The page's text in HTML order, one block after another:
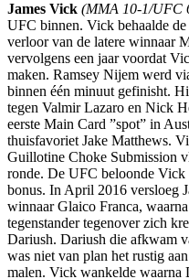
James Vick (MMA 10-1/UFC
UFC binnen. Vick behaalde
verloor van de latere winnaar
vervolgens een jaar voordat
maken. Ramsey Nijem werd
binnen één minuut gefinisht.
tegen Valmir Lazaro en Nick
eerste Main Card ”spot” in
thuisfavoriet Jake Matthews.
Guillotine Choke Submission
ronde. De UFC beloonde
bonus. In April 2016 versloeg
winnaar Glaico Franca,
tegenstander tegenover zich
Dariush. Dariush die afkwam
was niet van plan het rustig
malen. Vick wankelde waarna